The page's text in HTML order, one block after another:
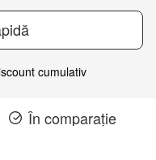
cumulativ
În comparație